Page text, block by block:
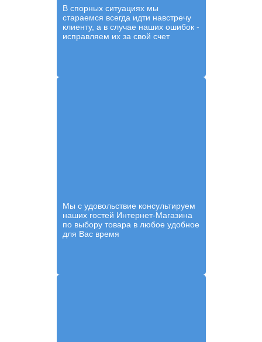
В спорных ситуациях мы
стараемся всегда идти навстречу
клиенту, а в случае наших ошибок -
исправляем их за свой счет
Мы с удовольствие консультируем
наших гостей Интернет-Магазина
по выбору товара в любое удобное
для Вас время